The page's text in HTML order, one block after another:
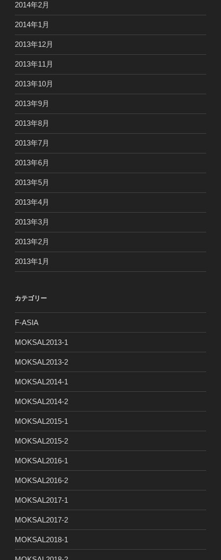
2014年2月
2014年1月
2013年12月
2013年11月
2013年10月
2013年9月
2013年8月
2013年7月
2013年6月
2013年5月
2013年4月
2013年3月
2013年2月
2013年1月
カテゴリー
F-ASIA
MOKSAL2013-1
MOKSAL2013-2
MOKSAL2014-1
MOKSAL2014-2
MOKSAL2015-1
MOKSAL2015-2
MOKSAL2016-1
MOKSAL2016-2
MOKSAL2017-1
MOKSAL2017-2
MOKSAL2018-1